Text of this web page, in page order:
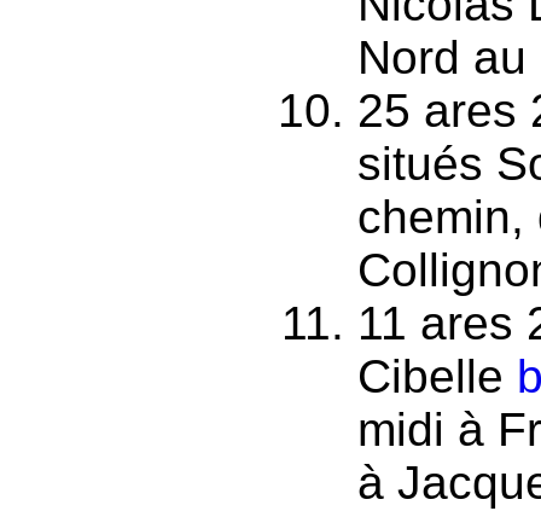
Nord
25 ares
situés
chemin,
11 ares
Cibelle
midi à
à